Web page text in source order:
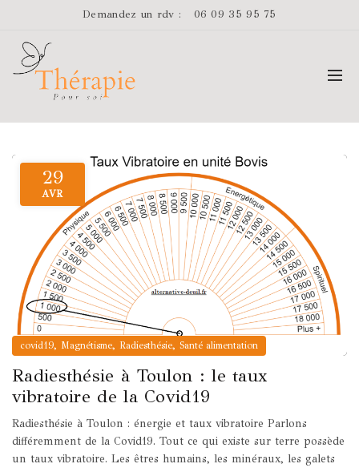
Demandez un rdv : 06 09 35 95 75
29
AVR
covid19, Magnétisme, Radiesthésie, Santé alimentation
Radiesthésie à Toulon : le taux
vibratoire de la Covid19
Radiesthésie à Toulon : énergie et taux vibratoire Parlons
différemment de la Covid19. Tout ce qui existe sur terre possède
un taux vibratoire. Les êtres humains, les minéraux, les galets